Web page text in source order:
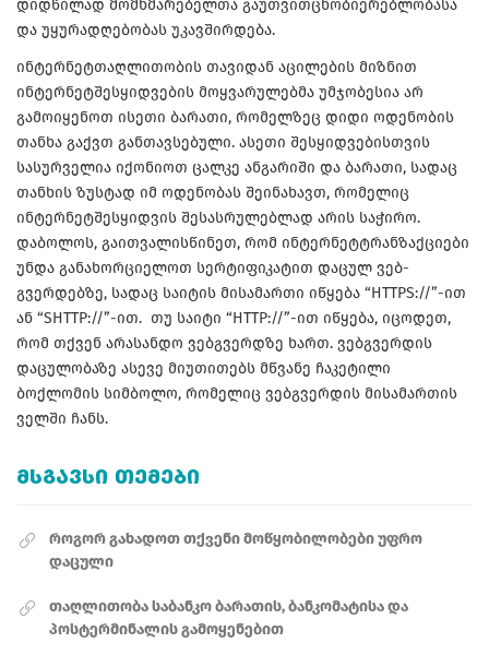
დიდწილად მომხმარებელთა გაუთვითცნობიერებლობასა
და უყურადღებობას უკავშირდება.
ინტერნეტთაღლითობის თავიდან აცილების მიზნით
ინტერნეტშესყიდვების მოყვარულებმა უმჯობესია არ
გამოიყენოთ ისეთი ბარათი, რომელზეც დიდი ოდენობის
თანხა გაქვთ განთავსებული. ასეთი შესყიდვებისთვის
სასურველია იქონიოთ ცალკე ანგარიში და ბარათი, სადაც
თანხის ზუსტად იმ ოდენობას შეინახავთ, რომელიც
ინტერნეტშესყიდვის შესასრულებლად არის საჭირო.
დაბოლოს, გაითვალისწინეთ, რომ ინტერნეტტრანზაქციები
უნდა განახორციელოთ სერტიფიკატით დაცულ ვებ-
გვერდებზე, სადაც საიტის მისამართი იწყება “HTTPS://”-ით
ან “SHTTP://”-ით. თუ საიტი “HTTP://”-ით იწყება, იცოდეთ,
რომ თქვენ არასანდო ვებგვერდზე ხართ. ვებგვერდის
დაცულობაზე ასევე მიუთითებს მწვანე ჩაკეტილი
ბოქლომის სიმბოლო, რომელიც ვებგვერდის მისამართის
ველში ჩანს.
ᲛᲡᲒᲐᲕᲡᲘ ᲗᲔᲛᲔᲑᲘ
როგორ გახადოთ თქვენი მოწყობილობები უფრო
დაცული
თაღლითობა საბანკო ბარათის, ბანკომატისა და
პოსტერმინალის გამოყენებით